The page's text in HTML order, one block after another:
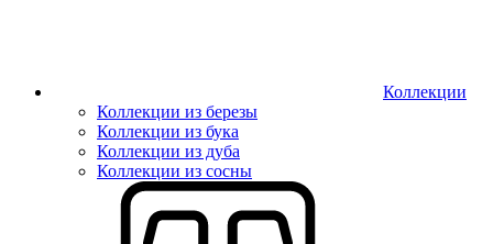
Коллекции
Коллекции из березы
Коллекции из бука
Коллекции из дуба
Коллекции из сосны